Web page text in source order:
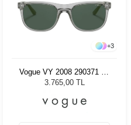
+3
Vogue VY 2008 290371 47
Kadın Güneş Gözlüğü
3.765,00 TL